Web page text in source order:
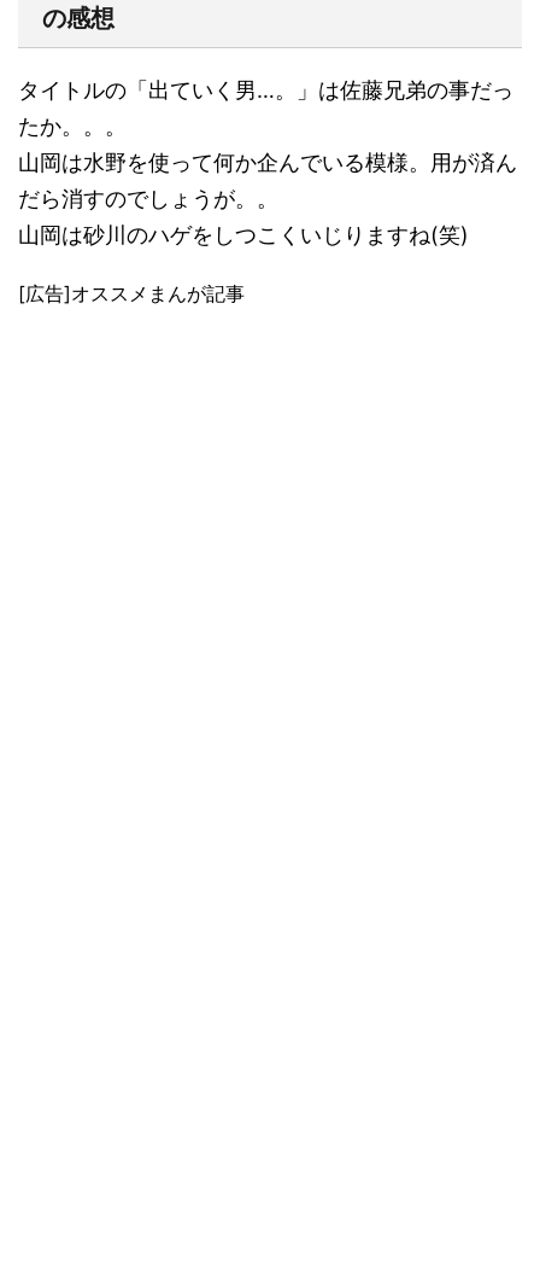
の感想
タイトルの「出ていく男…。」は佐藤兄弟の事だっ
たか。。。
山岡は水野を使って何か企んでいる模様。用が済ん
だら消すのでしょうが。。
山岡は砂川のハゲをしつこくいじりますね(笑)
[広告]オススメまんが記事